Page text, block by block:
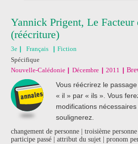
Yannick Prigent, Le Facteur
(réécriture)
3e Français
Fiction
Spécifique
Nouvelle-Calédonie
Décembre 2011
Vous réécrirez le
« il » par « ils ». Vous
modifications
soulignerez.
changement de personne | troisième
participe passé | attribut du sujet | pronom